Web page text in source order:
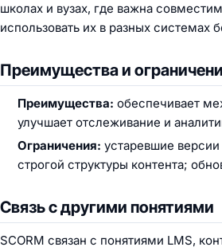
школах и вузах, где важна
использовать их в разных системах
Преимущества и
Преимущества: обеспечивает
улучшает отслеживание и
Ограничения: устаревшие
строгой структуры контента;
Связь с другими понятиями
SCORM связан с понятиями LMS,